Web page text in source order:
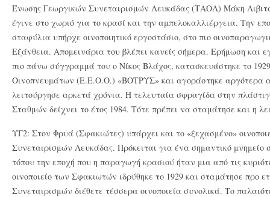
Ένωσης Γεωργικών Συνεταιρισμών Λευκάδας (ΤΑΟΛ) Μάκη
έγινε στο χωριό για το κρασί και την αμπελοκαλλιέργεια. Την
σταφύλια υπήρχε οινοποιητικό εργοστάσιο, στο πιο
Εξάνθεια. Απομεινάρια του βλέπει κανείς σήμερα. Ερήμωση και
πιο πάνω σύγγραμμά του ο Νίκος Βλάχος, κατασκευάστηκε το
Οινοπνευμάτων (Ε.Ε.Ο.Ο.) «ΒΟΤΡΥΣ» και αγοράστηκε
λειτούργησε αρκετά χρόνια. Η τελευταία σφραγίδα στην
Σταθμών δείχνει το έτος 1984. Τότε πρέπει να σταμάτησε και η
ΥΓ2: Στον Φρυά (Σφακιώτες) υπάρχει και το «ξεχασμένο»
Συνεταιρισμών Λευκάδας. Πρόκειται για ένα σημαντικό μνημείο
τόπου την εποχή που η παραγωγή κρασιού ήταν μια από τις
οινοποιείο των Σφακιωτών ιδρύθηκε το 1929 και σταμάτησε προ
Συνεταιρισμών διέθετε τέσσερα οινοποιεία συνολικά. Το